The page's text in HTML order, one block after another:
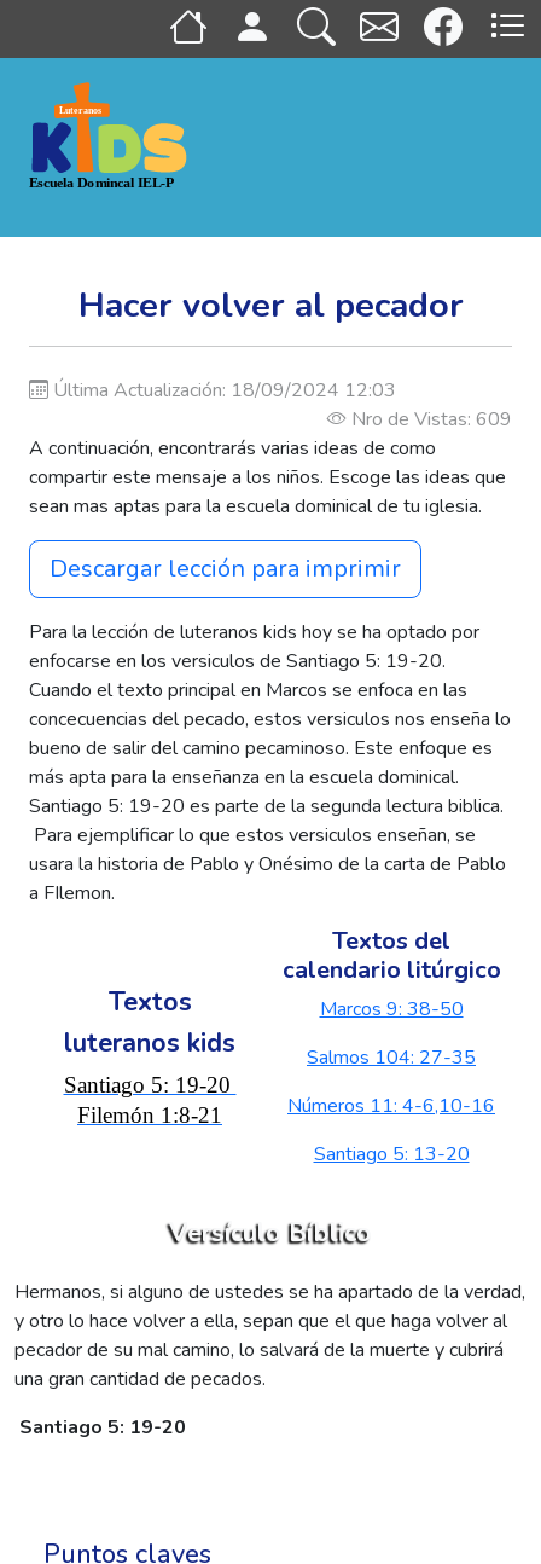
Hacer volver al pecador
Última Actualización: 18/09/2024 12:03
Nro de Vistas: 609
A continuación, encontrarás varias ideas de como
compartir este mensaje a los niños. Escoge las ideas que
sean mas aptas para la escuela dominical de tu iglesia.
Descargar lección para imprimir
Para la lección de luteranos kids hoy se ha optado por
enfocarse en los versiculos de Santiago 5: 19-20.
Cuando el texto principal en Marcos se enfoca en las
concecuencias del pecado, estos versiculos nos enseña lo
bueno de salir del camino pecaminoso. Este enfoque es
más apta para la enseñanza en la escuela dominical.
Santiago 5: 19-20 es parte de la segunda lectura biblica.
Para ejemplificar lo que estos versiculos enseñan, se
usara la historia de Pablo y Onésimo de la carta de Pablo
a FIlemon.
Textos
luteranos kids
Santiago 5: 19-20
Filemón 1:8-21
Textos del
calendario litúrgico
Marcos 9: 38-50
Salmos 104: 27-35
Números 11: 4-6,10-16
Santiago 5: 13-20
Versículo Bíblico
Hermanos, si alguno de ustedes se ha apartado de la verdad,
y otro lo hace volver a ella, sepan que el que haga volver al
pecador de su mal camino, lo salvará de la muerte y cubrirá
una gran cantidad de pecados.
Santiago 5: 19-20
Puntos claves